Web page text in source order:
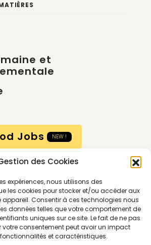
des Cookies
expériences, nous utilisons des
les cookies pour stocker et/ou accéder aux
Consentir à ces technologies nous
données telles que votre comportement de
uniques sur ce site. Le fait de ne pas
votre consentement peut avoir un impact
et caractéristiques.
et
Jobs
NEW !
nous